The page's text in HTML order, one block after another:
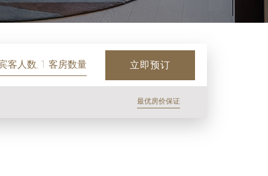
客人数, 1 客房数量 立即预订
最优房价保证